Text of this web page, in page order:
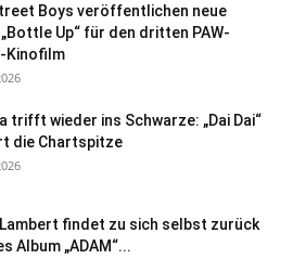
Boys veröffentlichen neue
Up“ für den dritten PAW-
Kinofilm
trifft wieder ins Schwarze: „Dai Dai“
die Chartspitze
findet zu sich selbst zurück
Album „ADAM“...